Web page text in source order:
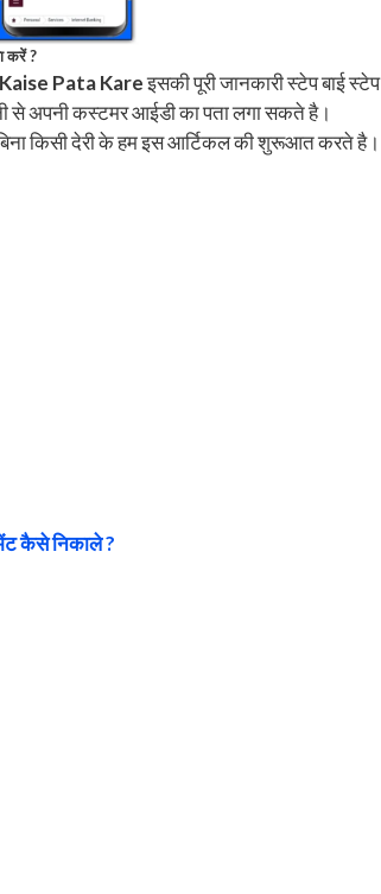
करें ?
Pata Kareइसकी पूरी जानकारी स्टेप बाई स्टेप
से अपनी कस्टमर आईडी का पता लगा सकते है।
किसी देरी के हम इस आर्टिकल की शुरूआत करते है।
कैसे निकाले ?